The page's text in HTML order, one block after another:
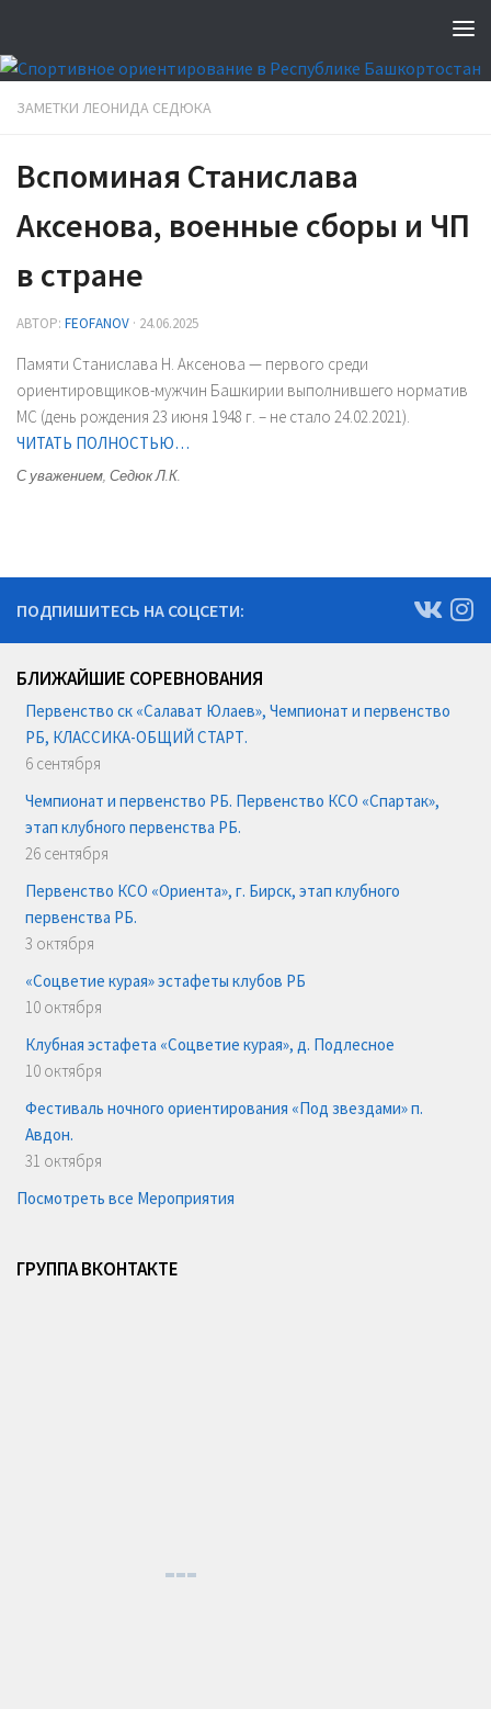
ЗАМЕТКИ ЛЕОНИДА СЕДЮКА
Вспоминая Станислава
Аксенова, военные сборы и ЧП
в стране
АВТОР: FEOFANOV · 24.06.2025
Памяти Станислава Н. Аксенова — первого среди
ориентировщиков-мужчин Башкирии выполнившего норматив
МС (день рождения 23 июня 1948 г. – не стало 24.02.2021).
ЧИТАТЬ ПОЛНОСТЬЮ…
С уважением, Седюк Л.К.
ПОДПИШИТЕСЬ НА СОЦСЕТИ:
БЛИЖАЙШИЕ СОРЕВНОВАНИЯ
Первенство ск «Салават Юлаев», Чемпионат и первенство
РБ, КЛАССИКА-ОБЩИЙ СТАРТ.
6 сентября
Чемпионат и первенство РБ. Первенство КСО «Спартак»,
этап клубного первенства РБ.
26 сентября
Первенство КСО «Ориента», г. Бирск, этап клубного
первенства РБ.
3 октября
«Соцветие курая» эстафеты клубов РБ
10 октября
Клубная эстафета «Соцветие курая», д. Подлесное
10 октября
Фестиваль ночного ориентирования «Под звездами» п.
Авдон.
31 октября
Посмотреть все Мероприятия
ГРУППА ВКОНТАКТЕ